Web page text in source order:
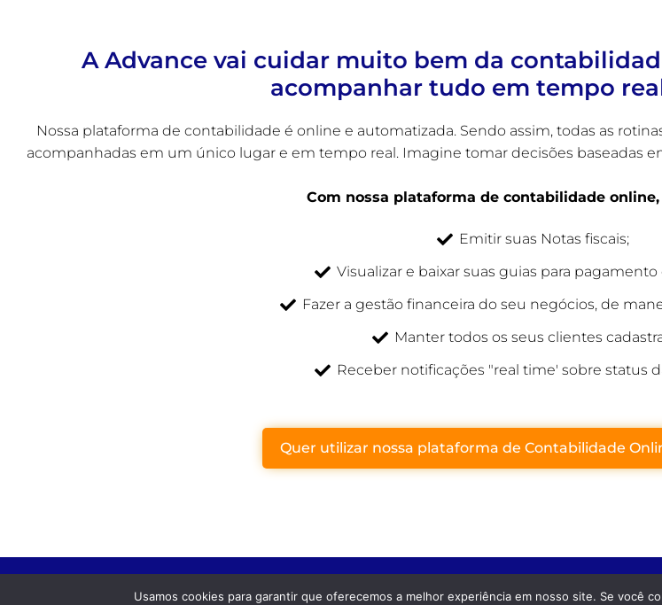
A Advance vai cuidar muito bem da
acompanhar tudo em tempo
Nossa plataforma de contabilidade é online e automatizada. Sendo assim, todas as
acompanhadas em um único lugar e em tempo real. Imagine tomar decisões baseadas
Com nossa plataforma de contabilidade online,
Emitir suas Notas fiscais;
Visualizar e baixar suas guias para
Fazer a gestão financeira do seu negócios, de
Manter todos os seus clientes
Receber notificações "real time' sobre status
Quer utilizar nossa plataforma de Contabilidade
Usamos cookies para garantir que oferecemos a melhor experiência em nosso site. Se você